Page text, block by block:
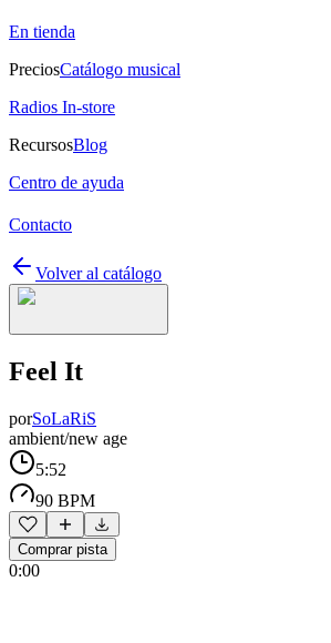
En tienda
PreciosCatálogo musical
Radios In-store
RecursosBlog
Centro de ayuda
Contacto
Volver al catálogo
Feel It
porSoLaRiS
ambient/new age
5:52
90 BPM
Comprar pista
0:00